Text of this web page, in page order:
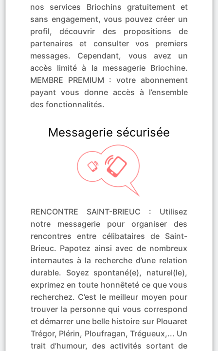
nos services Briochins gratuitement et
sans engagement, vous pouvez créer un
profil, découvrir des propositions de
partenaires et consulter vos premiers
messages. Cependant, vous avez un
accès limité à la messagerie Briochine.
MEMBRE PREMIUM : votre abonnement
payant vous donne accès à l’ensemble
des fonctionnalités.
Messagerie sécurisée
RENCONTRE SAINT-BRIEUC : Utilisez
notre messagerie pour organiser des
rencontres entre célibataires de Saint-
Brieuc. Papotez ainsi avec de nombreux
internautes à la recherche d’une relation
durable. Soyez spontané(e), naturel(le),
exprimez en toute honnêteté ce que vous
recherchez. C’est le meilleur moyen pour
trouver la personne qui vous correspond
et démarrer une belle histoire sur Plouaret
Trégor, Plérin, Ploufragan, Trégueux,... Un
trait d’humour, des activités sortant de